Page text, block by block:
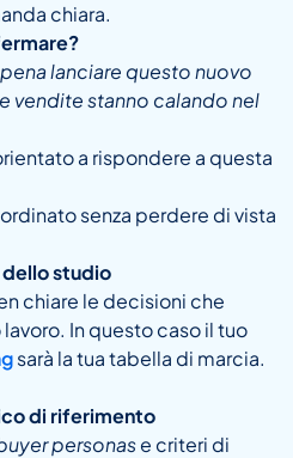
chiara.
pena lanciare questo nuovo
vendite stanno calando nel
a rispondere a questa
senza perdere di vista
studio
chiare le decisioni che
In questo caso il tuo
sarà la tua tabella di marcia.
di riferimento
personase criteri di